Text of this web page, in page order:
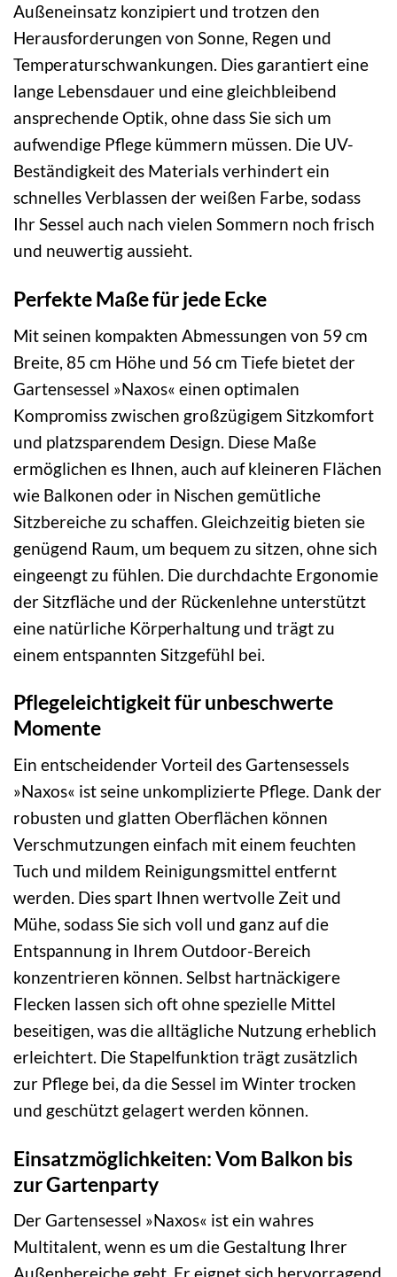
Außeneinsatz konzipiert und trotzen den
Herausforderungen von Sonne, Regen und
Temperaturschwankungen. Dies garantiert eine
lange Lebensdauer und eine gleichbleibend
ansprechende Optik, ohne dass Sie sich um
aufwendige Pflege kümmern müssen. Die UV-
Beständigkeit des Materials verhindert ein
schnelles Verblassen der weißen Farbe, sodass
Ihr Sessel auch nach vielen Sommern noch frisch
und neuwertig aussieht.
Perfekte Maße für jede Ecke
Mit seinen kompakten Abmessungen von 59 cm
Breite, 85 cm Höhe und 56 cm Tiefe bietet der
Gartensessel »Naxos« einen optimalen
Kompromiss zwischen großzügigem Sitzkomfort
und platzsparendem Design. Diese Maße
ermöglichen es Ihnen, auch auf kleineren Flächen
wie Balkonen oder in Nischen gemütliche
Sitzbereiche zu schaffen. Gleichzeitig bieten sie
genügend Raum, um bequem zu sitzen, ohne sich
eingeengt zu fühlen. Die durchdachte Ergonomie
der Sitzfläche und der Rückenlehne unterstützt
eine natürliche Körperhaltung und trägt zu
einem entspannten Sitzgefühl bei.
Pflegeleichtigkeit für unbeschwerte
Momente
Ein entscheidender Vorteil des Gartensessels
»Naxos« ist seine unkomplizierte Pflege. Dank der
robusten und glatten Oberflächen können
Verschmutzungen einfach mit einem feuchten
Tuch und mildem Reinigungsmittel entfernt
werden. Dies spart Ihnen wertvolle Zeit und
Mühe, sodass Sie sich voll und ganz auf die
Entspannung in Ihrem Outdoor-Bereich
konzentrieren können. Selbst hartnäckigere
Flecken lassen sich oft ohne spezielle Mittel
beseitigen, was die alltägliche Nutzung erheblich
erleichtert. Die Stapelfunktion trägt zusätzlich
zur Pflege bei, da die Sessel im Winter trocken
und geschützt gelagert werden können.
Einsatzmöglichkeiten: Vom Balkon bis
zur Gartenparty
Der Gartensessel »Naxos« ist ein wahres
Multitalent, wenn es um die Gestaltung Ihrer